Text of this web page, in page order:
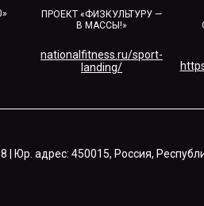
ПРОЕКТ «ФИЗКУЛЬТУРУ —
В МАССЫ!»
nationalfitness.ru/sport-
landing/
адрес: 450015, Россия,